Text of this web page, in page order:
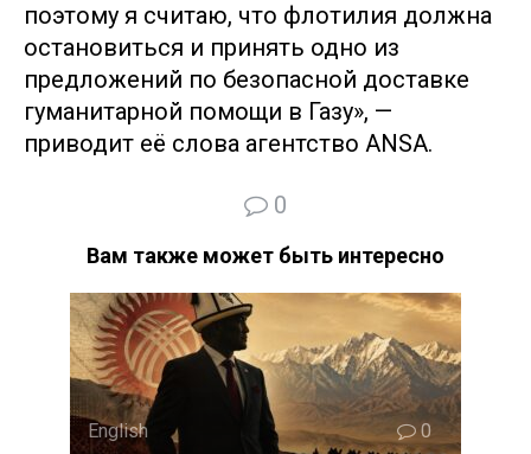
поэтому я считаю, что флотилия должна
остановиться и принять одно из
предложений по безопасной доставке
гуманитарной помощи в Газу», —
приводит её слова агентство ANSA.
0
Вам также может быть интересно
English 0